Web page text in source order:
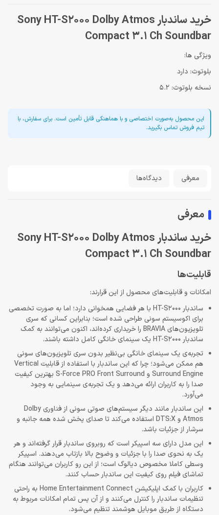
خرید ساندبار Sony HT-S2000 Dolby Atmos
Compact 3.1 Ch Soundbar
ویژگی ها:
بلوتوث: دارد
نسخه بلوتوث: 5.2
این محصول به‌صورت اختصاصی و با هماهنگی قابل تأمین است. برای سفارش، با
تیم فروش تماس بگیرید.
معرفی دیدگاه‌ها
معرفی
خرید ساندبار Sony HT-S2000 Dolby Atmos
Compact 3.1 Ch Soundbar
قابلیت‌ها
امکانات و قابلیت‌های محصول از این قرارند:
ساندبار HT-S2000 با هر فضایی همخوانی دارد؛ اما به صورت تخصصی
برای اکوسیستم سونی طراحی شده است؛ بنابراین کسانی که سری
تلویزیون‌های BRAVIA را خریداری کرده‌اند، اکنون می‌توانند به کمک
ساندبار HT-S2000 یک سینمای خانگی کامل داشته باشند.
تجربه‌ی یک سینمای خانگی بی‌نظیر بدون سری تلویزیون‌های سونی
هم ممکن می‌شود؛ چرا که این ساندبار با استفاده از قابلیت Vertical
Surround Engine و S-Force PRO Front Surround بهترین کیفیت
صدا را به کاربران ارائه می‌دهد و یک تجربه‌ی سینمایی به وجود
می‌آورد.
این ساندبار مانند دیگر سیستم‌های صوتی سونی از فناوری Dolby
Atmos و DTS:X استفاده می‌کند تا صدای پخش شده همه جانبه و
سرشار از جزئیات باشد.
این مدل دارای سه اسپیکر است که روبروی ساندبار قرار گرفته‌اند و هر
یک به نحوی صدا را با جزئیات و وضوح بالا بازتاب می‌دهند. اسپیکر
وسطی کاملا مخصوص دیالوگ است؛ از این رو کاربران می‌توانند هنگام
تماشای فیلم روی کیفیت این ساندبار حساب کنند.
کاربران با کمک اپلیکیشن Home Entertainment Connect به راحتی
تنظیمات ساندبار را کنترل می‌کنند و از آن پس تمام امکانات مربوط به
دستگاه از طریق موبایل هوشمند تنظیم می‌شود.